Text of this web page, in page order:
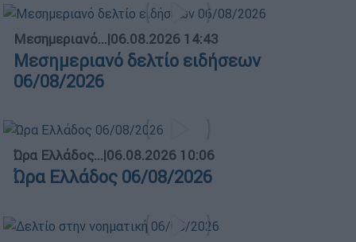
Μεσημεριανό...|06.08.2026 14:43
Μεσημεριανό δελτίο ειδήσεων
06/08/2026
Ώρα Ελλάδος...|06.08.2026 10:06
Ώρα Ελλάδος 06/08/2026